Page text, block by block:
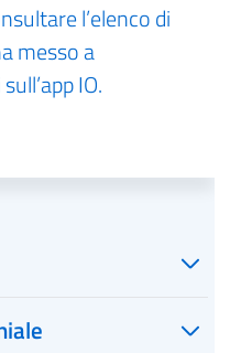
l’elenco di
messo a
IO.